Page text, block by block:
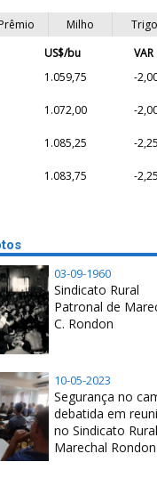
Prêmio Milho
Trigo
US$/bu
VAR
1.059,75 -
1.072,00 -
1.085,25 -2,25
1.083,75 -2,25
03-09-1960
Sindicato Rural
Patronal de
C. Rondon
10-05-2023
Segurança no
debatida em
no Sindicato
Marechal Rondon